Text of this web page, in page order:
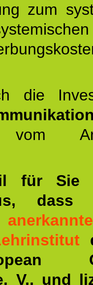
zum
die
für Sie
V., und